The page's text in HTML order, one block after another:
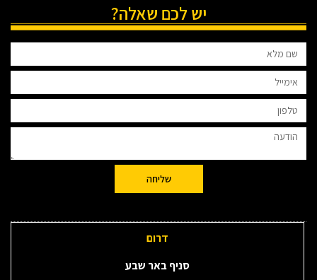
יש לכם שאלה?
שליחה
דרום
סניף באר שבע